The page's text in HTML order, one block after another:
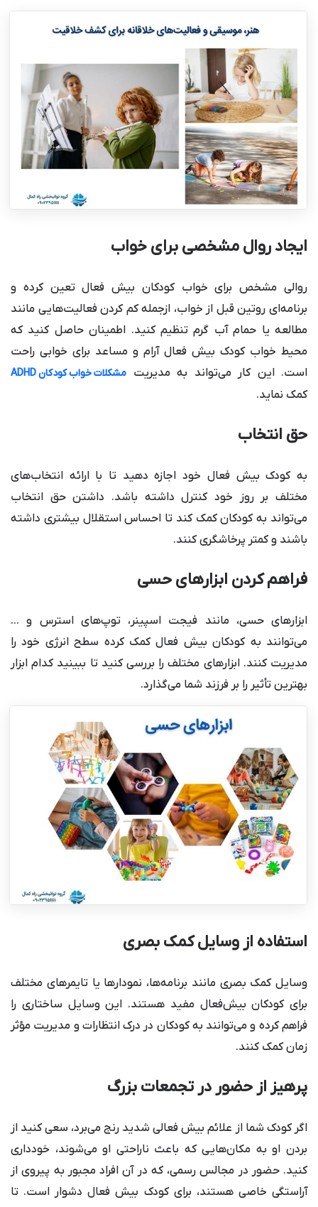
ایجاد روال مشخصی برای خواب
روالی مشخص برای خواب کودکان بیش فعال تعین کرده و
برنامه‌ای روتین قبل از خواب، ازجمله کم کردن فعالیت‌هایی مانند
مطالعه یا حمام آب گرم تنظیم کنید. اطمینان حاصل کنید که
محیط خواب کودک بیش فعال آرام و مساعد برای خوابی راحت
است. این کار می‌تواند به مدیریت مشکلات خواب کودکان ADHD
کمک نماید.
حق انتخاب
به کودک بیش فعال خود اجازه دهید تا با ارائه انتخاب‌های
مختلف بر روز خود کنترل داشته باشد. داشتن حق انتخاب
می‌تواند به کودکان کمک کند تا احساس استقلال بیشتری داشته
باشند و کمتر پرخاشگری کنند.
فراهم کردن ابزارهای حسی
ابزارهای حسی، مانند فیجت اسپینر، توپ‌های استرس و ...
می‌توانند به کودکان بیش فعال کمک کرده سطح انرژی خود را
مدیریت کنند. ابزارهای مختلف را بررسی کنید تا ببینید کدام ابزار
بهترین تأثیر را بر فرزند شما می‌گذارد.
استفاده از وسایل کمک بصری
وسایل کمک بصری مانند برنامه‌ها، نمودار‌ها یا تایمر‌های مختلف
برای کودکان بیش‌فعال مفید هستند. این وسایل ساختاری را
فراهم کرده و می‌توانند به کودکان در درک انتظارات و مدیریت مؤثر
زمان کمک کنند.
پرهیز از حضور در تجمعات بزرگ
اگر کودک شما از علائم بیش فعالی شدید رنج می‌برد، سعی کنید از
بردن او به مکان‌هایی که باعث ناراحتی او می‌شوند، خودداری
کنید. حضور در مجالس رسمی، که در آن افراد مجبور به پیروی از
آراستگی خاصی هستند، برای کودک بیش فعال دشوار است. تا